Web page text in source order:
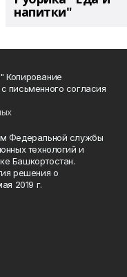
напитки"
Копирование
письменного согласия
Федеральной службы
технологий и
Башкортостан.
решения о
2019 г.